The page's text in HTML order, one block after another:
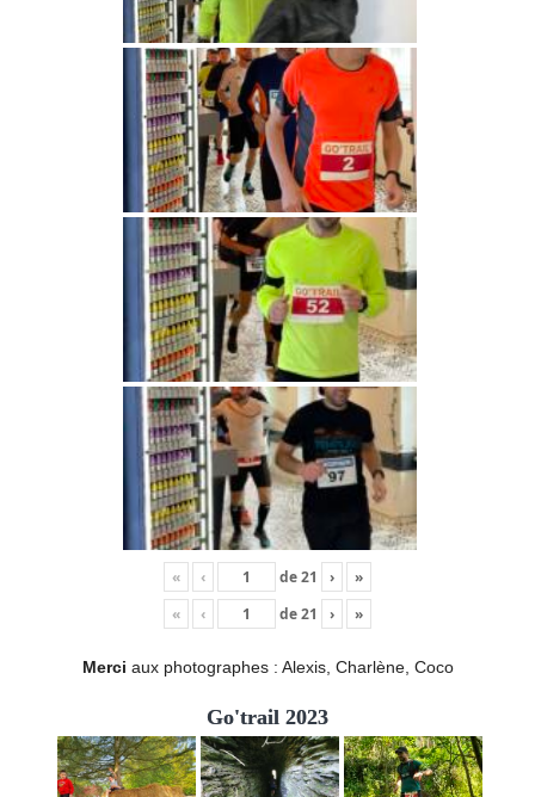
« ‹ de21 ›
»
«
‹ de21 › »
Merci aux photographes : Alexis, Charlène, Coco
Go'trail 2023